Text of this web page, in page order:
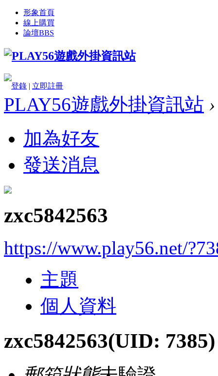
形象首頁
線上購買
論壇BBS
登錄 | 立即註冊
PLAY56遊戲外掛資訊站 ›
加為好友
發送消息
zxc5842563
https://www.play56.net/
主題
個人資料
zxc5842563(UID: 7385)